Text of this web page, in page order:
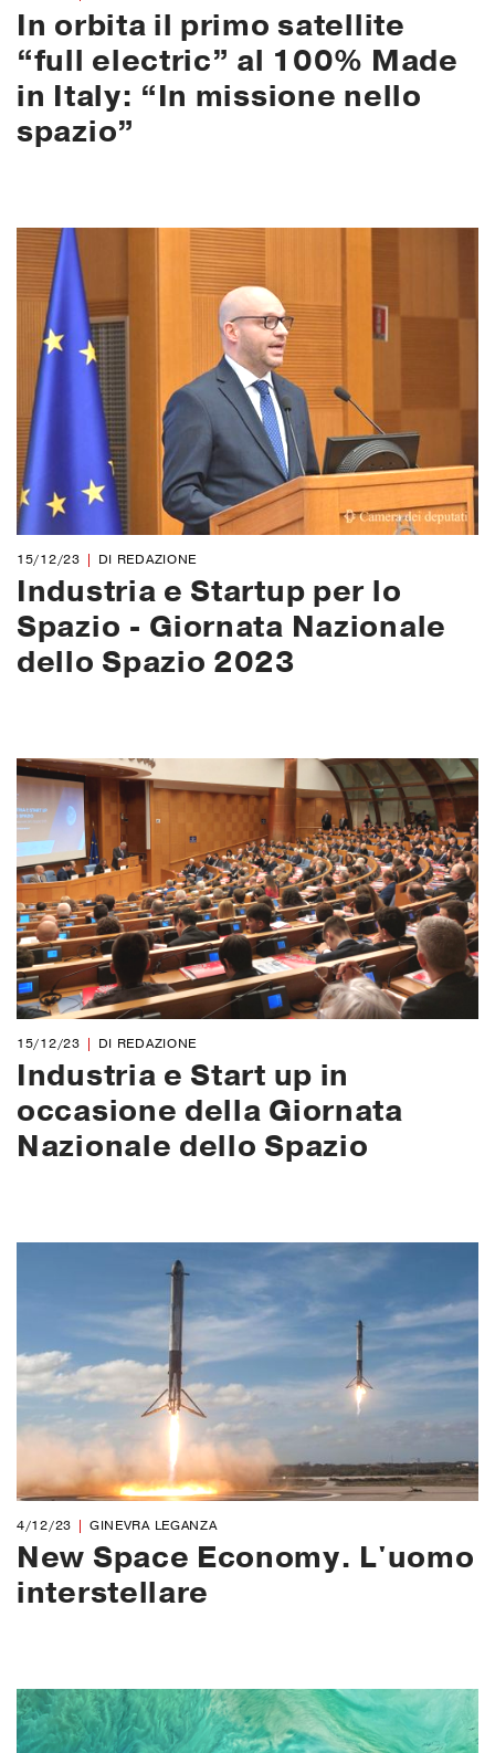
In orbita il primo satellite
“full electric” al 100% Made
in Italy: “In missione nello
spazio”
15/12/23 DI REDAZIONE
Industria e Startup per lo
Spazio - Giornata Nazionale
dello Spazio 2023
15/12/23 DI REDAZIONE
Industria e Start up in
occasione della Giornata
Nazionale dello Spazio
4/12/23 GINEVRA LEGANZA
New Space Economy. L'uomo
interstellare